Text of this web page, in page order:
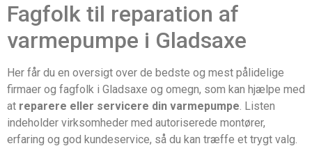
Fagfolk til reparation af
varmepumpe i Gladsaxe
Her får du en oversigt over de bedste og mest pålidelige
firmaer og fagfolk i Gladsaxe og omegn, som kan hjælpe med
at reparere eller servicere din varmepumpe. Listen
indeholder virksomheder med autoriserede montører,
erfaring og god kundeservice, så du kan træffe et trygt valg.